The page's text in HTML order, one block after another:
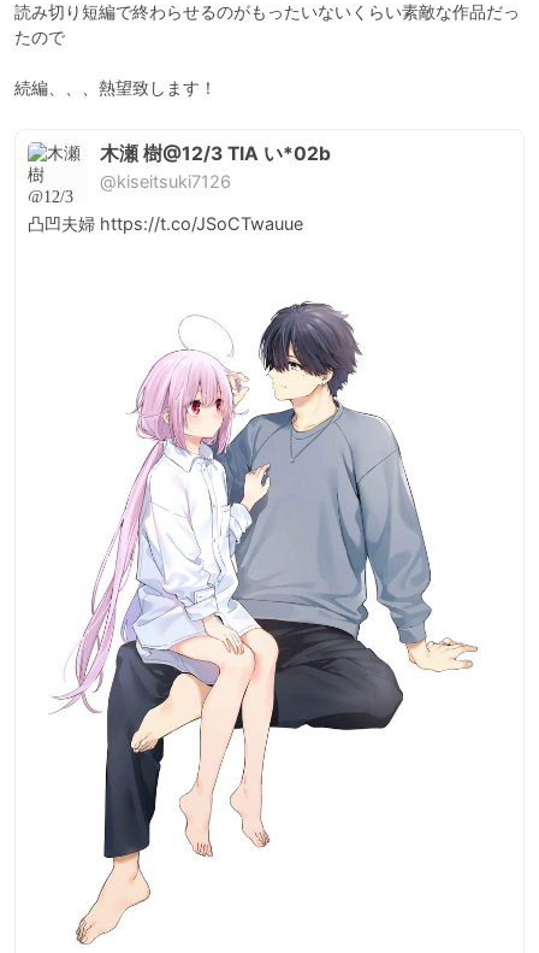
読み切り短編で終わらせるのがもったいないくらい素敵な作品だっ
たので
続編、、、熱望致します！
木瀬 樹@12/3 TIA い*02b
@kiseitsuki7126
凸凹夫婦 https://t.co/JSoCTwauue